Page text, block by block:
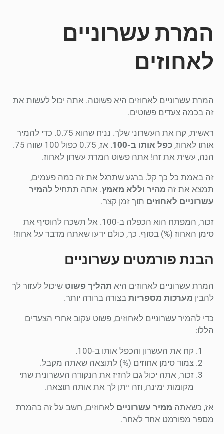
המרת עשרוניים
לאחוזים
המרת עשרוניים לאחוזים היא פשוטה. אתה יכול לעשות את
זה בכמה צעדים פשוטים.
ראשית, קח את העשרוני שלך. נניח שהוא 0.75. כדי להמיר
אותו לאחוז, כפל אותו ב-100
. אז, 0.75 כפול 100 שווה 75.
הנה, עשית את זה! אתה פשוט המרת עשרון לאחוז.
זה באמת כל כך קל. ברגע שתרגל את זה כמה פעמים,
תמצא את זה מהיר וללא מאמץ. אתה תתחיל להמיר
עשרוניים לאחוזים תוך זמן קצר.
זכור, המפתח הוא הכפלה ב-100. אל תשכח להוסיף את
סימן האחוז (%) בסוף. כך, כולם ידעו שאתה מדבר על אחוז!
הבנת פורמטים עשרוניים
המרת עשרוניים לאחוזים היא תהליך פשוט שיכול לעזור לך
להבין מערכות מספריות בצורה ברורה יותר.
כדי להמיר עשרוניים לאחוזים, פשוט עקוב אחרי הצעדים
הללו:
קח את העשרון והכפל אותו ב-100.
צמוד סימן אחוזים (%) לתוצאה שאתה מקבל.
זכור, אתה יכול גם להזיז את הנקודה העשרונית שתי
מקומות ימינה, וזה ייתן לך את אותה תוצאה.
אז, כשאתה ממיר עשרוניים לאחוזים, חשב על זה כהמרת
מספר מפורמט אחד לאחר.